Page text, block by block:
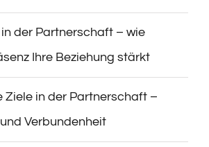
der Partnerschaft – wie
Ihre Beziehung stärkt
Ziele in der Partnerschaft –
Verbundenheit